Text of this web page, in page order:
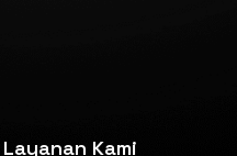
Layanan Kami